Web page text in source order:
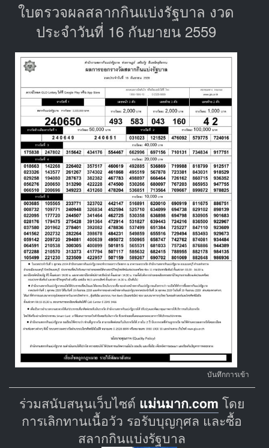
ใบตรวจผลสลากกินแบ่งรัฐบาล งวด
ประจำวันที่ 16 กันยายน 2559
บันทึกการเข้า
ร่วมสนับสนุนเว็บไซต์ แม่นมาก.com โดย
การเลิกทานเนื้อวัว รอรับบุญกุศล และซื้อ
สลากกินแบ่งรัฐบาล